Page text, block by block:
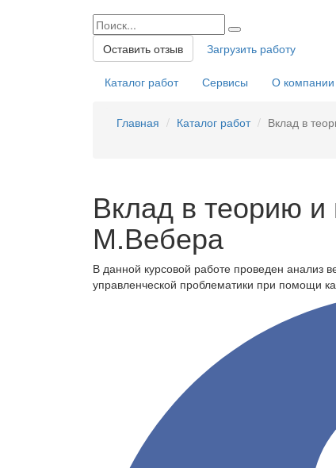
Оставить отзыв Загрузить работу
Каталог работ Сервисы О компании
Главная Каталог работ Вклад в
Вклад в теорию и
М.Вебера
В данной курсовой работе проведен анализ
управленческой проблематики при помощи